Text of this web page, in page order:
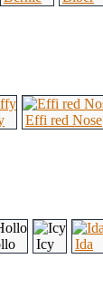
Effi red Nose
Icy Ida